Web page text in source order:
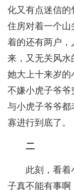
化又有点迷信的
住房对着一个山
着的还有两户
来，又无关风水
她大上十来岁的
不嫌小虎子爷爷
与小虎子爷爷都
寡进行到底了。
二
此刻，看
子真不能有事啊